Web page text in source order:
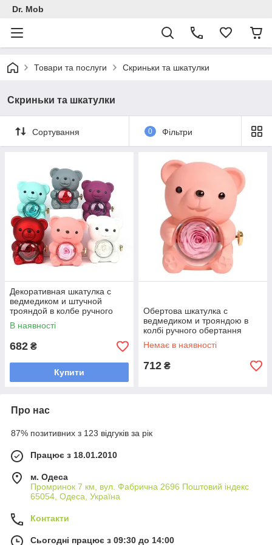
Dr. Mob
Товари та послуги Скриньки та шкатулки
Скриньки та шкатулки
Сортування 0 Фільтри
Декоративная шкатулка с
ведмедиком и штучной
трояндой в колбе ручного
вращения размер 13x10 см
из пластика
В наявності
682 ₴
Купити
Обертова шкатулка с
ведмедиком и трояндою в
колбі ручного обертання
16х13 см декоративний
аксесуар для подарунка
Немає в наявності
712 ₴
Про нас
87% позитивних з 123 відгуків за рік
Працює з 18.01.2010
м. Одеса
Промринок 7 км, вул. Фабрична 2696 Поштовий індекс
65054, Одеса, Україна
Контакти
Сьогодні працює з 09:30 до 14:00